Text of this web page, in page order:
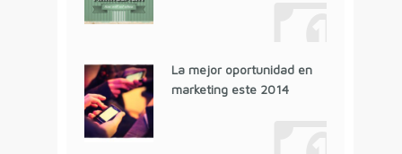
La mejor oportunidad en
marketing este 2014